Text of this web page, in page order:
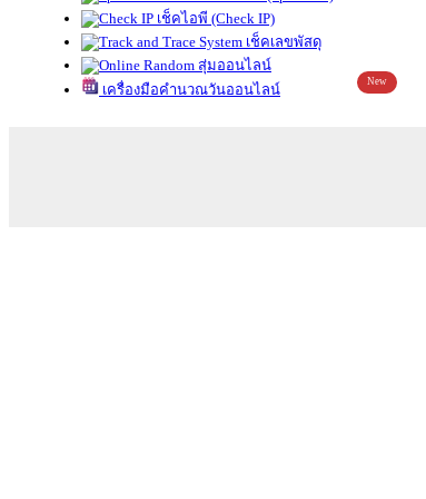
เช็คไอพี (Check IP)
เช็คเลขพัสดุ
สุ่มออนไลน์
เครื่องมือคำนวณวันออนไลน์
New